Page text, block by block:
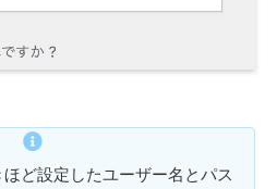
ど設定したユーザー名とパス